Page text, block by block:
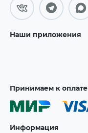
Наши приложения
Принимаем к оплате
Информация